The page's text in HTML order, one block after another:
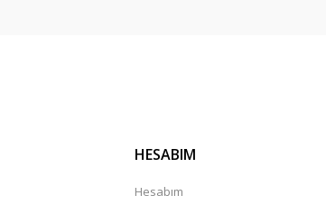
HESABIM
Hesabım